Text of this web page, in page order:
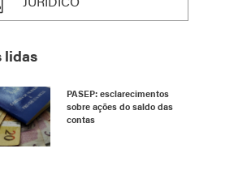
lidas
PASEP: esclarecimentos
sobre ações do saldo das
contas